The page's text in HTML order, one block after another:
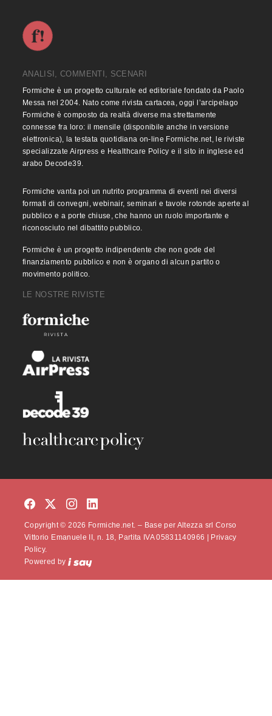
ANALISI, COMMENTI, SCENARI
Formiche è un progetto culturale ed editoriale fondato da Paolo
Messa nel 2004. Nato come rivista cartacea, oggi l’arcipelago
Formiche è composto da realtà diverse ma strettamente
connesse fra loro: il mensile (disponibile anche in versione
elettronica), la testata quotidiana on-line Formiche.net, le riviste
specializzate Airpress e Healthcare Policy e il sito in inglese ed
arabo Decode39.
Formiche vanta poi un nutrito programma di eventi nei diversi
formati di convegni, webinair, seminari e tavole rotonde aperte al
pubblico e a porte chiuse, che hanno un ruolo importante e
riconosciuto nel dibattito pubblico.
Formiche è un progetto indipendente che non gode del
finanziamento pubblico e non è organo di alcun partito o
movimento politico.
LE NOSTRE RIVISTE
Copyright © 2026 Formiche.net. – Base per Altezza srl Corso
Vittorio Emanuele II, n. 18, Partita IVA 05831140966 |
Privacy
Policy.
Powered by